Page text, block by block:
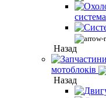
система
Назад
мотоблоків
Назад